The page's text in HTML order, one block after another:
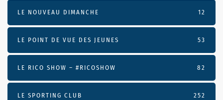
LE NOUVEAU DIMANCHE 12
LE POINT DE VUE DES JEUNES 53
LE RICO SHOW – #RICOSHOW 82
LE SPORTING CLUB 252